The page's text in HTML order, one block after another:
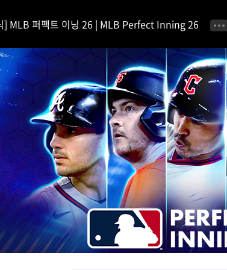
] MLB 퍼펙트 이닝 26 | MLB Perfect Inning 26
공지사항 이벤트 안내